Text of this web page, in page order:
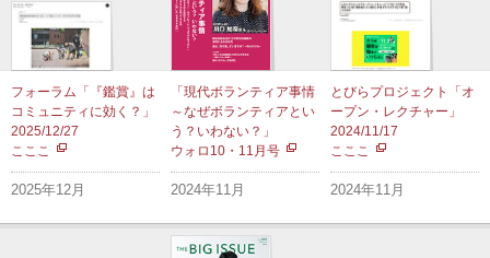
フォーラム「『鑑賞』は
コミュニティに効く？」
2025/12/27
こここ
2025年12月
「現代ボランティア事情
～なぜボランティアとい
う？いわない？」
ウォロ10・11月号
2024年11月
とびらプロジェクト「オ
ープン・レクチャー」
2024/11/17
こここ
2024年11月